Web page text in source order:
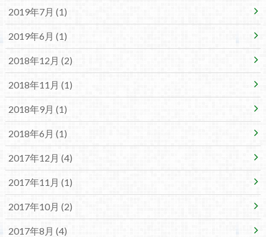
2019年7月 (1)
2019年6月 (1)
2018年12月 (2)
2018年11月 (1)
2018年9月 (1)
2018年6月 (1)
2017年12月 (4)
2017年11月 (1)
2017年10月 (2)
2017年8月 (4)